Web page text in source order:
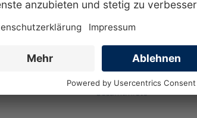
Stellplatz in
Deutsches Reich 64,
44894 Bochum
35,00 €
Gesamtmiete